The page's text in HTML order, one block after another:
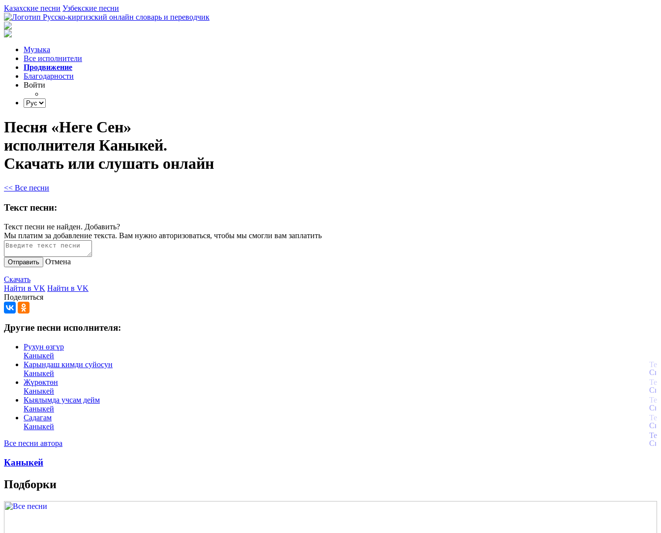
Казахские песни Узбекские песни
Музыка
Все исполнители
Продвижение
Благодарности
Войти
Песня «Неге Сен»
исполнителя Каныкей.
Скачать или слушать онлайн
<< Все песни
Текст песни:
Текст песни не найден. Добавить?
Мы платим за добавление текста. Вам нужно авторизоваться, чтобы мы смогли вам заплатить
Отправить Отмена
Скачать
Найти в VK Найти в VK
Поделиться
Другие песни исполнителя:
Рухун өзгүр
Каныкей
Карындаш кимди суйосун
Каныкей
Жүрөктөн
Каныкей
Кыялымда учсам дейм
Каныкей
Садагам
Каныкей
Все песни автора
Каныкей
Подборки